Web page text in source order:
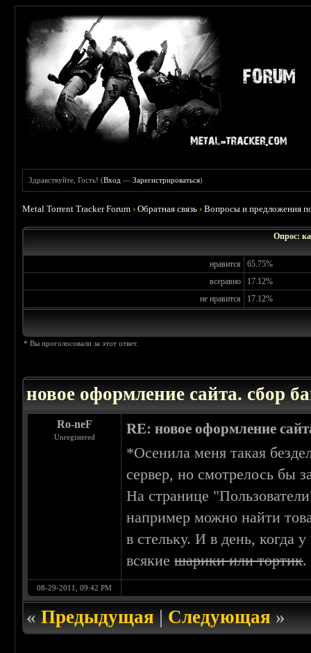
Здравствуйте, Гость! (Вход —Зарегистрироваться)
Metal Torrent Tracker Forum ›Обратная связь ›Вопросы и предложения
Опрос:
нравится
65.75%
всеравно
17.12%
не нравится
17.12%
* Вы проголосовали за этот ответ.
новое оформление сайта. сбор
Ro-neF
Unregistered
RE: новое оформление
*Осенила меня такая
сервер, но смотрелось бы
На странице
например можно найти
в стельку. И в день, когда
всякиешарики или тортик.
08-29-2011, 09:42 PM
«Предыдущая|Следующая»